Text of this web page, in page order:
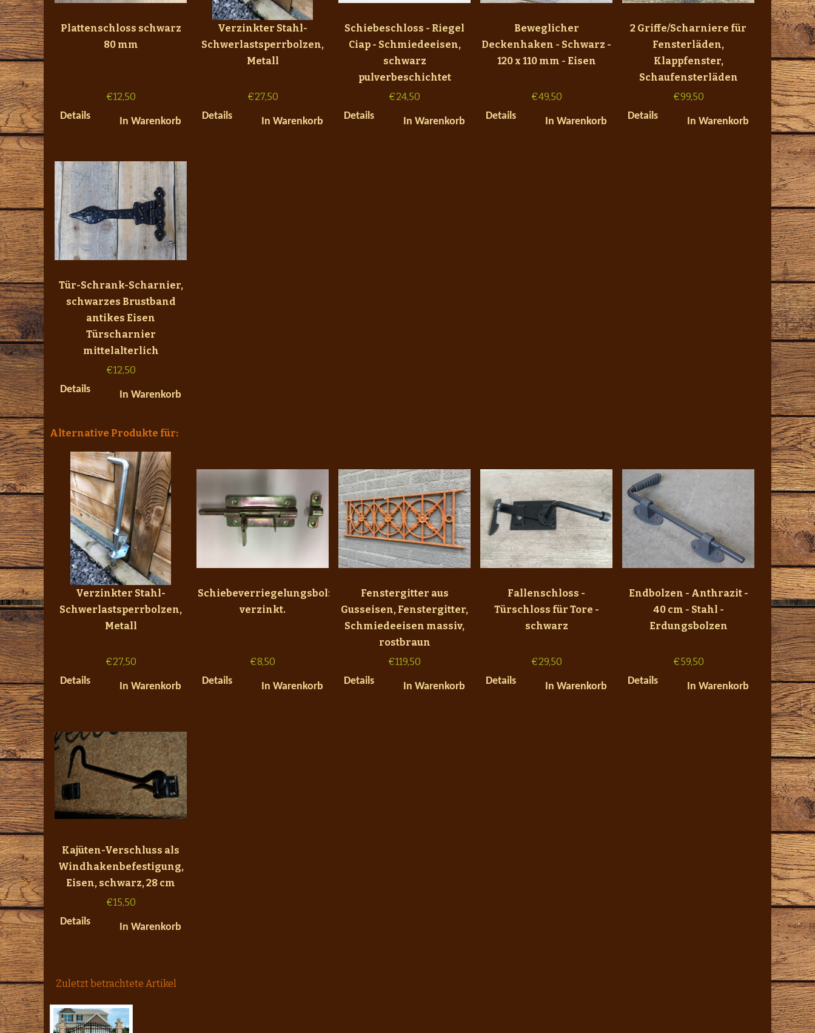
Plattenschloss schwarz
80 mm
€12,50
Details
In Warenkorb
Verzinkter Stahl-
Schwerlastsperrbolzen,
Metall
€27,50
Details
In Warenkorb
Schiebeschloss - Riegel
Ciap - Schmiedeeisen,
schwarz
pulverbeschichtet
€24,50
Details
In Warenkorb
Beweglicher
Deckenhaken - Schwarz -
120 x 110 mm - Eisen
€49,50
Details
In Warenkorb
2 Griffe/Scharniere für
Fensterläden,
Klappfenster,
Schaufensterläden
€99,50
Details
In Warenkorb
Tür-Schrank-Scharnier,
schwarzes Brustband
antikes Eisen
Türscharnier
mittelalterlich
€12,50
Details
In Warenkorb
Alternative Produkte für:
Verzinkter Stahl-
Schwerlastsperrbolzen,
Metall
€27,50
Details
In Warenkorb
Schiebeverriegelungsbolzen10,
verzinkt.
€8,50
Details
In Warenkorb
Fenstergitter aus
Gusseisen, Fenstergitter,
Schmiedeeisen massiv,
rostbraun
€119,50
Details
In Warenkorb
Fallenschloss -
Türschloss für Tore -
schwarz
€29,50
Details
In Warenkorb
Endbolzen - Anthrazit -
40 cm - Stahl -
Erdungsbolzen
€59,50
Details
In Warenkorb
Kajüten-Verschluss als
Windhakenbefestigung,
Eisen, schwarz, 28 cm
€15,50
Details
In Warenkorb
Zuletzt betrachtete Artikel